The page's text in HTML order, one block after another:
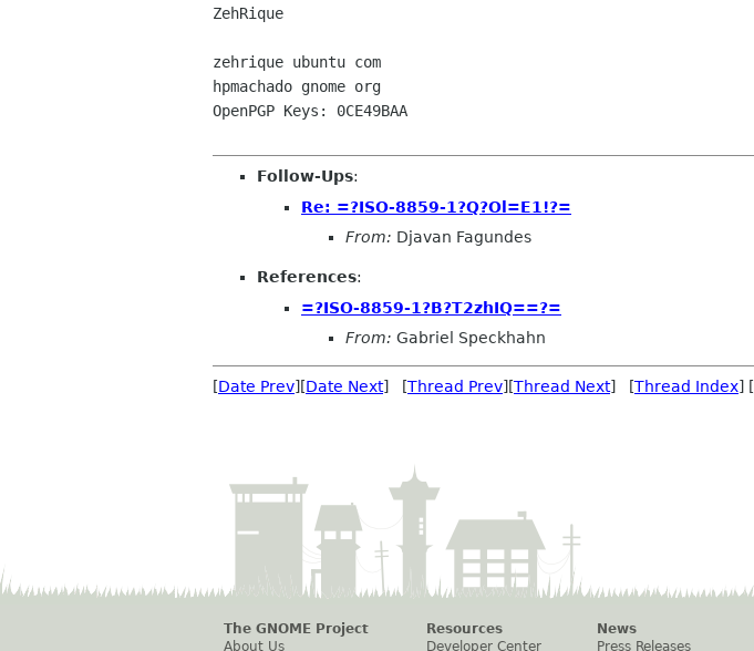
ZehRique
zehrique ubuntu com
hpmachado gnome org
OpenPGP Keys: 0CE49BAA
Follow-Ups:
Re: =?ISO-8859-1?Q?Ol=E1!?=
From: Djavan Fagundes
References:
=?ISO-8859-1?B?T2zhIQ==?=
From: Gabriel Speckhahn
[Date Prev][Date Next] [Thread Prev][Thread Next] [Thread Index] [
The GNOME Project
About Us
Resources
Developer Center
News
Press Releases